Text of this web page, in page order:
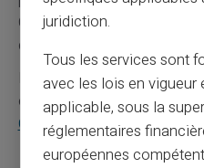
Card Veritas optimise sa
délais d'attente.
Pour découvrir toutes les
compte bancaire, consultez
Carte sans compte
juridiction.
Tous les services sont
avec les lois en vigueur
applicable, sous la
réglementaires
européennes